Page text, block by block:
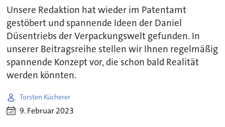
Unsere Redaktion hat wieder im Patentamt
gestöbert und spannende Ideen der Daniel
Düsentriebs der Verpackungswelt gefunden. In
unserer Beitragsreihe stellen wir Ihnen regelmäßig
spannende Konzept vor, die schon bald Realität
werden könnten.
Torsten Kücherer
9. Februar 2023